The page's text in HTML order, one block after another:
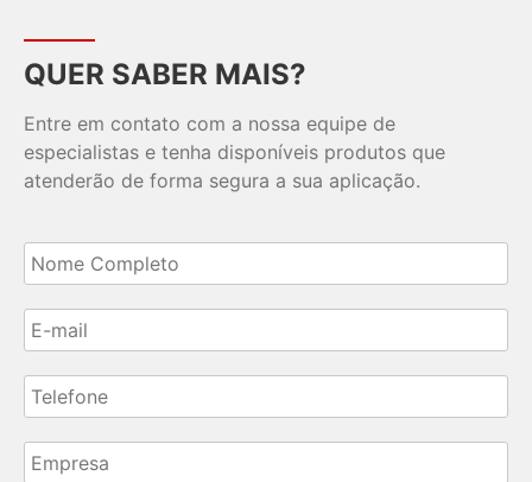
QUER SABER MAIS?
Entre em contato com a nossa equipe de
especialistas e tenha disponíveis produtos que
atenderão de forma segura a sua aplicação.